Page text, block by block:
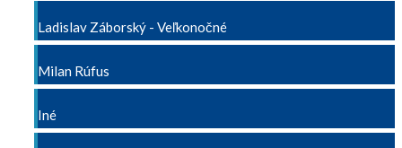
Ladislav Záborský - Veľkonočné
Milan Rúfus
Iné